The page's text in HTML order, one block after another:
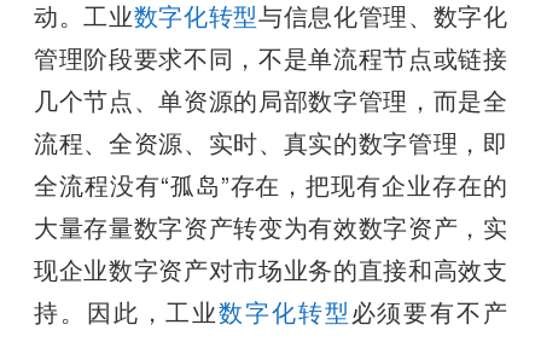
动。工业数字化转型与信息化管理、数字化
管理阶段要求不同，不是单流程节点或链接
几个节点、单资源的局部数字管理，而是全
流程、全资源、实时、真实的数字管理，即
全流程没有“孤岛”存在，把现有企业存在的
大量存量数字资产转变为有效数字资产，实
现企业数字资产对市场业务的直接和高效支
持。因此，工业数字化转型必须要有不产